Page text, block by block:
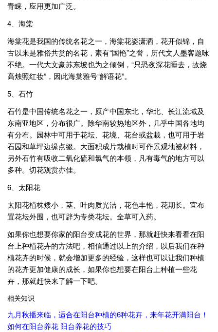
青睐，应用更加广泛。
4、海棠
海棠花是我国的传统名花之一，海棠花姿潇洒，花开似锦，自
古以来是雅俗共赏的名花，素有“国艳”之誉，历代文人墨客题咏
不绝。一代大文豪苏东坡也为之倾倒，“只恐夜深花睡去，故烧
高烛照红妆”，因此海棠雅号“解语花”。
5、石竹
石竹是中国传统名花之一，原产中国东北，华北、长江流域及
东南亚地区，分布很广。除华南较热地区外，几乎中国各地均
有分布。园林中可用于花坛、花境、花台或盆栽，也可用于岩
石园和草坪边缘点缀。大面积成片栽植时可作景观地被材料，
另外石竹有吸收二氧化硫和氯气的本领，凡有毒气的地方可以
多种。切花观赏亦佳。
6、太阳花
太阳花植株矮小，茎、叶肉质光洁，花色丰艳，花期长。宜布
置花坛外围，也可辟为专类花坛。全草可入药。
如果你也想要你家的阳台变成花的世界，那就赶快来看看在阳
台上种植花卉的方法吧，相信通过以上的介绍，以后我们在种
植花卉的时候，就会增加更多的经验，这样也可以让我们种植
的花卉更加健康的成长，如果你也想要在阳台上种植一些花
卉，那就赶快来了解一下吧。
相关知识
九月秋播来临，适合在阳台种植的6种花卉，来年花开满阳台！
如何在阳台养花 阳台养花的技巧